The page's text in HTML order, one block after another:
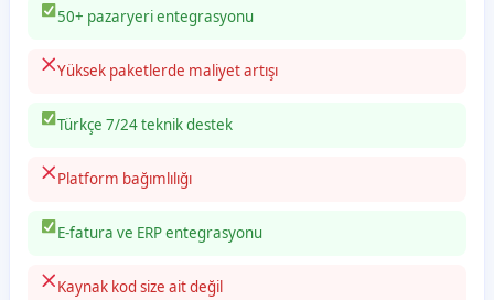
50+ pazaryeri entegrasyonu
Yüksek paketlerde maliyet artışı
Türkçe 7/24 teknik destek
Platform bağımlılığı
E-fatura ve ERP entegrasyonu
Kaynak kod size ait değil